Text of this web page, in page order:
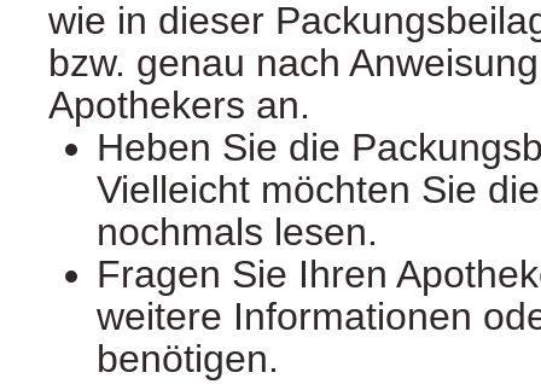
wie in dieser
bzw. genau nach
Apothekers an.
Heben Sie die
Vielleicht möchten Sie
nochmals lesen.
Fragen Sie Ihren
weitere Informationen
benötigen.